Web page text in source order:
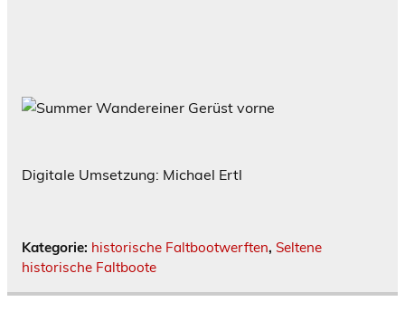
Digitale Umsetzung: Michael Ertl
Kategorie: historische Faltbootwerften, Seltene
historische Faltboote